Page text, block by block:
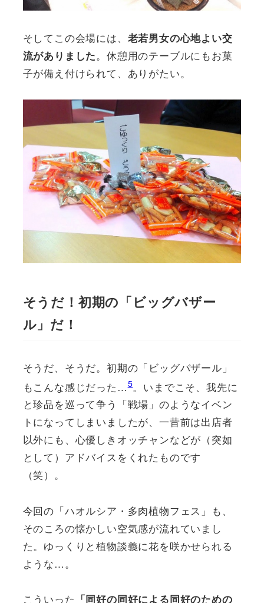
そしてこの会場には、 老若男女の心地よい交
流がありました。休憩用のテーブルにもお菓
子が備え付けられて、ありがたい。
そうだ！初期の「ビッグバザー
ル」だ！
そうだ、そうだ。初期の「ビッグバザール」
もこんな感じだった…5。いまでこそ、我先に
と珍品を巡って争う「戦場」のようなイベン
トになってしまいましたが、一昔前は出店者
以外にも、心優しきオッチャンなどが（突如
として）アドバイスをくれたものです
（笑）。
今回の「ハオルシア・多肉植物フェス」も、
そのころの懐かしい空気感が流れていまし
た。ゆっくりと植物談義に花を咲かせられる
ような…。
こういった 「同好の同好による同好のための